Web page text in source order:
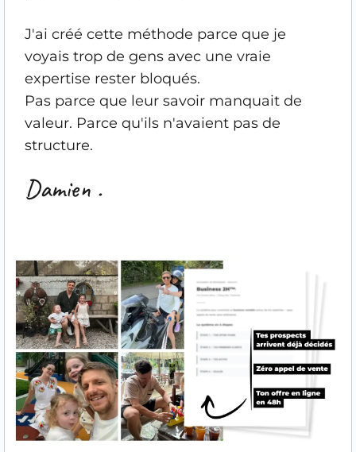
J'ai créé cette méthode parce que je
voyais trop de gens avec une vraie
expertise rester bloqués.
Pas parce que leur savoir manquait de
valeur. Parce qu'ils n'avaient pas de
structure.
Damien .